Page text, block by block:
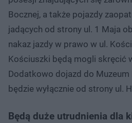
Bocznej, a także pojazdy
jadących od strony ul. 1 Maja
nakaz jazdy w prawo w ul.
Kościuszki będą mogli skręcić
Dodatkowo dojazd do
będzie wyłącznie od strony ul.
Będą duże utrudnienia dla